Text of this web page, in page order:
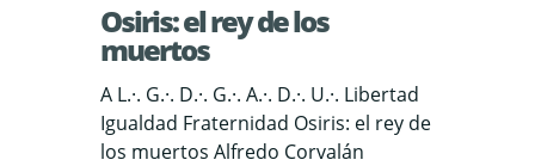
Osiris: el rey de los
muertos
A L.·. G.·. D.·. G.·. A.·. D.·. U.·. Libertad
Igualdad Fraternidad Osiris: el rey de
los muertos Alfredo Corvalán